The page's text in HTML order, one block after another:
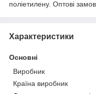
поліетилену. Оптові
Характеристики
Основні
Виробник
Країна виробник